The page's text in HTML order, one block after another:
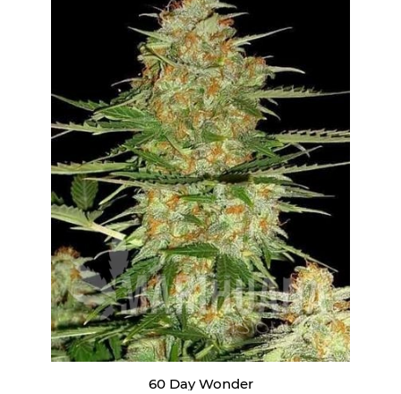
60 Day Wonder